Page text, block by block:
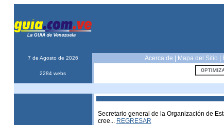
7 de Agosto de 2026 Acerca de Mapa del Sitio
2284 webs
Secretario general de la Organización de
cree... REGRESAR